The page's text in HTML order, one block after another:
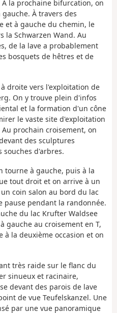
À la prochaine bifurcation, on
À travers des
et à gauche du chemin, le
la Schwarzen Wand. Au
de la lave a probablement
bosquets de hêtres et de
droite vers l'exploitation de
On y trouve plein d'infos
et la formation d'un cône
le vaste site d'exploitation
prochain croisement, on
des sculptures
souches d'arbres.
tourne à gauche, puis à la
tout droit et on arrive à un
coin salon au bord du lac
pause pendant la randonnée.
du lac Krufter Waldsee
gauche au croisement en T,
la deuxième occasion et on
très raide sur le flanc du
sinueux et racinaire,
devant des parois de lave
de vue Teufelskanzel. Une
par une vue panoramique